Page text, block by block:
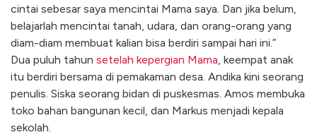
cintai sebesar saya mencintai Mama saya. Dan jika belum,
belajarlah mencintai tanah, udara, dan orang-orang yang
diam-diam membuat kalian bisa berdiri sampai hari ini.”
Dua puluh tahun setelah kepergian Mama, keempat anak
itu berdiri bersama di pemakaman desa. Andika kini seorang
penulis. Siska seorang bidan di puskesmas. Amos membuka
toko bahan bangunan kecil, dan Markus menjadi kepala
sekolah.